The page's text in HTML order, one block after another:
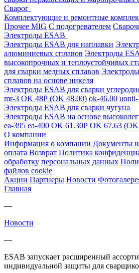
Сварог
Комплектующие и ремонтные
Прочее MIG С подогревателем
Электроды ESAB
Электроды ESAB для наплавки
алюминиевых сплавов Электроды
высокопрочных и теплоустойчивых
для сварки медных сплавов
сплавов на основе никеля
Электроды ESAB для сварки
mr-3 OK 48Р (OK 48.00) ok-46.00
Электроды ESAB для сварки чугуна
Электроды ESAB на основе
ea-395 ea-400 OK 61.30Р OK 67.63
О компании
Информация о компании Документы и
оплата Возврат Политика
обработку персональных данных
файлов cookie
Акции Партнеры Новости
Главная
—
Новости
—
ESAB запускает расширенный
индивидуальной защиты для